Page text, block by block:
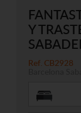
Y
Ref. CB2928